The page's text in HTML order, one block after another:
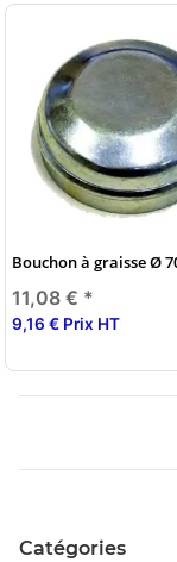
Bouchon à graisse Ø
11,08 € *
9,16 € Prix HT
Catégories